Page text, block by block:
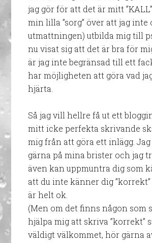
jag gör för att det är mitt
min lilla ”sorg” över att jag inte
utmattningen) utbilda mig till
nu visat sig att det är bra för
är jag inte begränsad till ett
har möjligheten att göra vad
hjärta.
Så jag vill hellre få ut ett
mitt icke perfekta skrivande
mig från att göra ett inlägg.
gärna på mina brister och jag
även kan uppmuntra dig som
att du inte känner dig
är helt ok.
(Men om det finns någon som
hjälpa mig att skriva ”korrekt”
väldigt välkommet, hör gärna